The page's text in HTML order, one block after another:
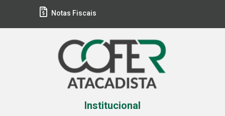
Notas Fiscais
Institucional